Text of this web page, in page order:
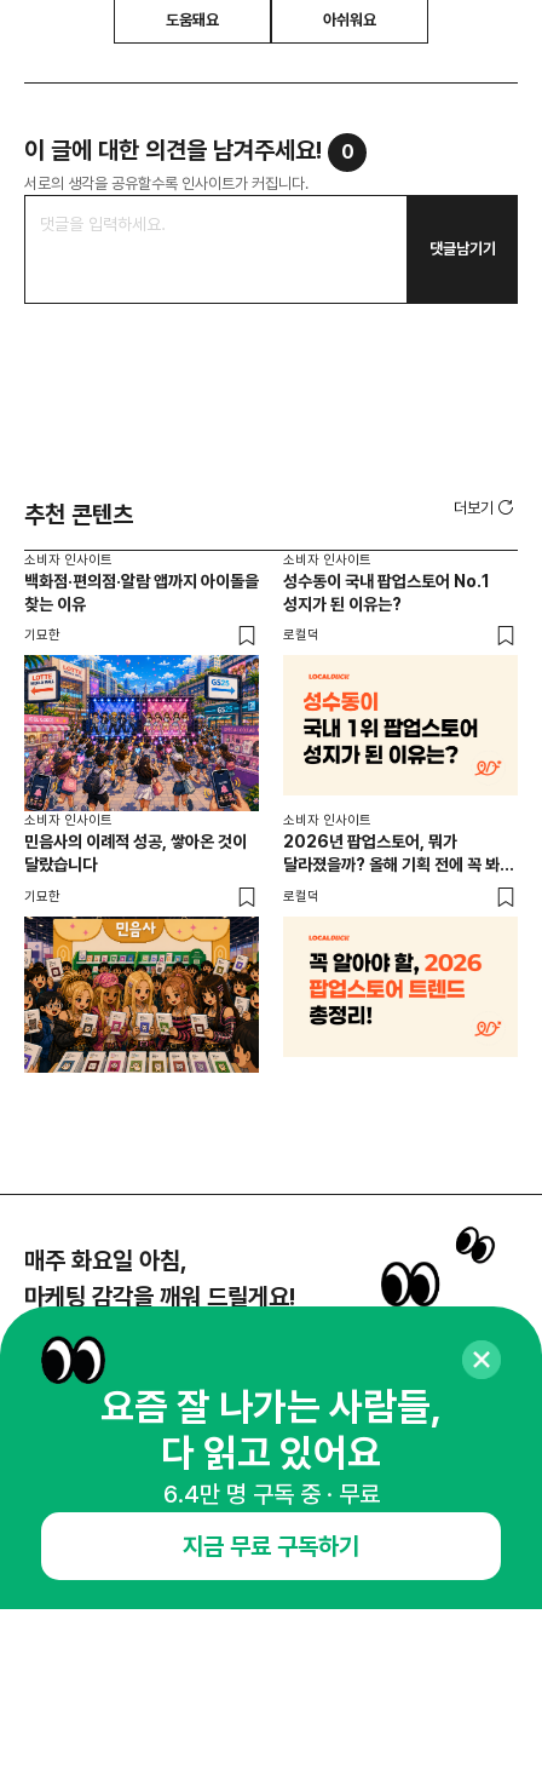
도움돼요 아쉬워요
이 글에 대한 의견을 남겨주세요! 0
서로의 생각을 공유할수록 인사이트가 커집니다.
댓글남기기
추천 콘텐츠 더보기
소비자 인사이트
백화점·편의점·알람 앱까지 아이돌을
찾는 이유
기묘한
소비자 인사이트
성수동이 국내 팝업스토어 No.1
성지가 된 이유는?
로컬덕
소비자 인사이트
민음사의 이례적 성공, 쌓아온 것이
달랐습니다
기묘한
소비자 인사이트
2026년 팝업스토어, 뭐가
달라졌을까? 올해 기획 전에 꼭 봐야
할 트렌드 4가지
로컬덕
매주 화요일 아침,
마케팅 감각을 깨워 드릴게요!
뉴스레터 구독하기
오픈애즈란
요즘 잘 나가는 사람들,
다 읽고 있어요
6.4만 명 구독 중 · 무료
지금 무료 구독하기